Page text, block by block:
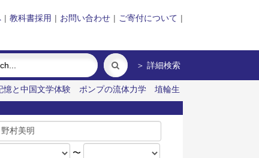
| 教科書採用 | お問い合わせ | ご寄付について |
＞ 詳細検索
憶と中国文学体験 ポンプの流体力学
埴輪生
〜